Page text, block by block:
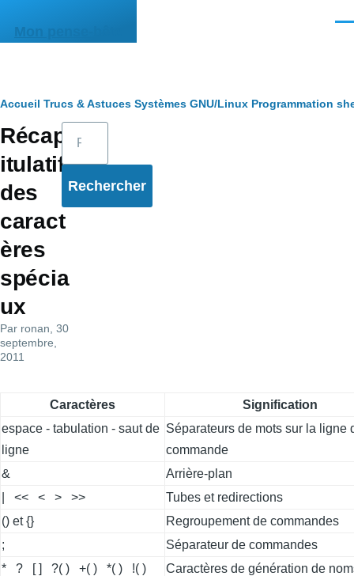
Mon pense-bête
Fil
d'Ariane
Accueil Trucs & Astuces Systèmes GNU/Linux Programmation
Récap
itulatif
des
caract
ères
spécia
ux
Par ronan , 30
septembre,
2011
Caractères
Signification
espace - tabulation - saut de
ligne
Séparateurs de mots sur la ligne
commande
&
Arrière-plan
| << < > >>
Tubes et redirections
() et {}
Regroupement de commandes
;
Séparateur de commandes
* ? [ ] ?( ) +( ) *( ) !( )
Caractères de génération de
Rechercher